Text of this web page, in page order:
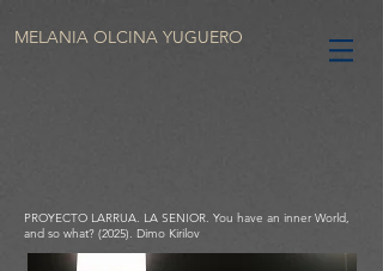
MELANIA OLCINA YUGUERO
PROYECTO LARRUA. LA SENIOR. You have an inner World,
and so what? (2025). Dimo Kirilov